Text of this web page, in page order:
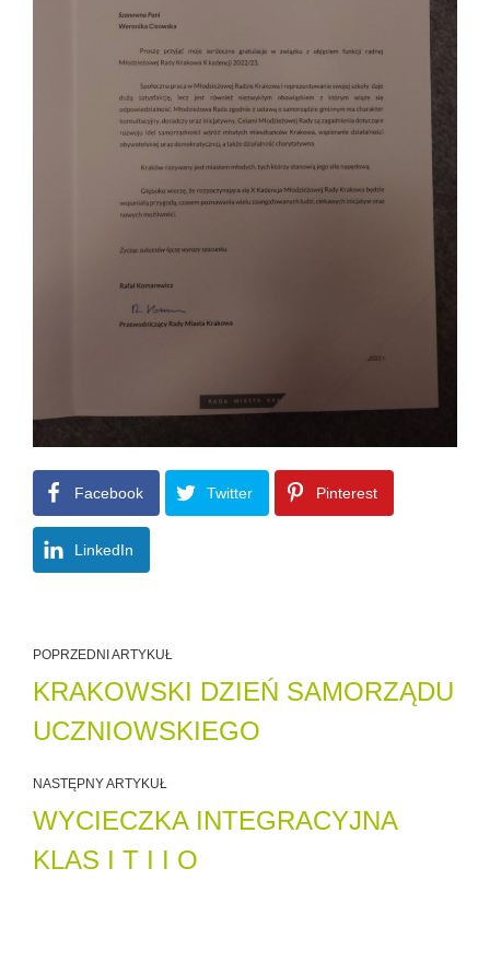
Facebook Twitter Pinterest
LinkedIn
POPRZEDNI ARTYKUŁ
KRAKOWSKI DZIEŃ SAMORZĄDU
UCZNIOWSKIEGO
NASTĘPNY ARTYKUŁ
WYCIECZKA INTEGRACYJNA
KLAS I T I I O